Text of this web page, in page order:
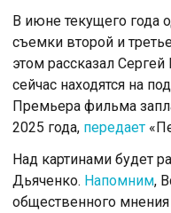
В июне текущего года
съемки второй и
этом рассказал
сейчас находятся на
Премьера фильма
2025 года, передает
Над картинами будет
Дьяченко. Напомним,
общественного